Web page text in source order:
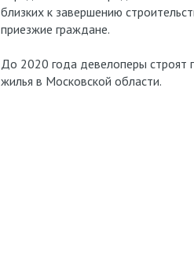
близких к завершению
приезжие граждане.
До 2020 года девелоперы строят
жилья в Московской области.